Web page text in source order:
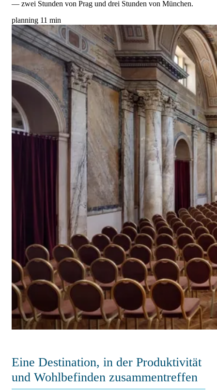
— zwei Stunden von Prag und drei Stunden von München.
planning 11 min
Eine Destination, in der Produktivität
und Wohlbefinden zusammentreffen